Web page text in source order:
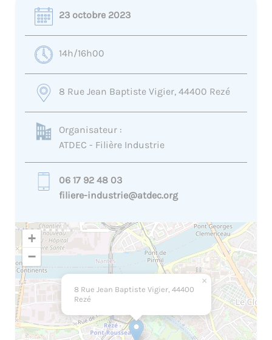
23 octobre 2023
14h/16h00
8 Rue Jean Baptiste Vigier, 44400 Rezé
Organisateur :
ATDEC - Filière Industrie
06 17 92 48 03
filiere-industrie@atdec.org
8 Rue Jean Baptiste Vigier, 44400
Rezé
×
+
−